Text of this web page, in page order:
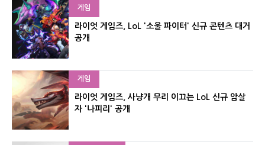
게임
라이엇 게임즈, LoL '소울 파이터' 신규 콘텐츠 대거
공개
게임
라이엇 게임즈, 사냥개 무리 이끄는 LoL 신규 암살
자 '나피리' 공개